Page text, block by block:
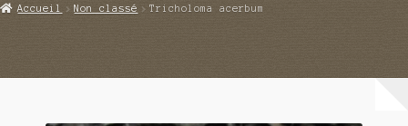
Echanges et contacts
Accueil Non classé Tricholoma acerbum